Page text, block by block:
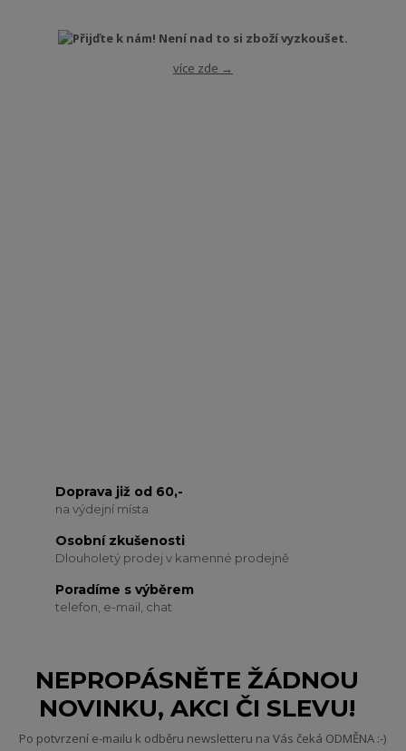
více zde →
Doprava již od 60,-
na výdejní místa
Osobní zkušenosti
Dlouholetý prodej v kamenné prodejně
Poradíme s výběrem
telefon, e-mail, chat
NEPROPÁSNĚTE ŽÁDNOU
NOVINKU, AKCI ČI SLEVU!
Po potvrzení e-mailu k odběru newsletteru na Vás čeká ODMĚNA :-)